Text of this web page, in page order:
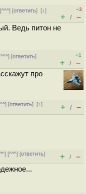
^^^] [ответить][↓]
–3
+ / –
Ведь питон не
^^^] [ответить]
+1
+ / –
про
] [ответить][↑]
+ / –
^^] [^^^] [ответить]
+ / –